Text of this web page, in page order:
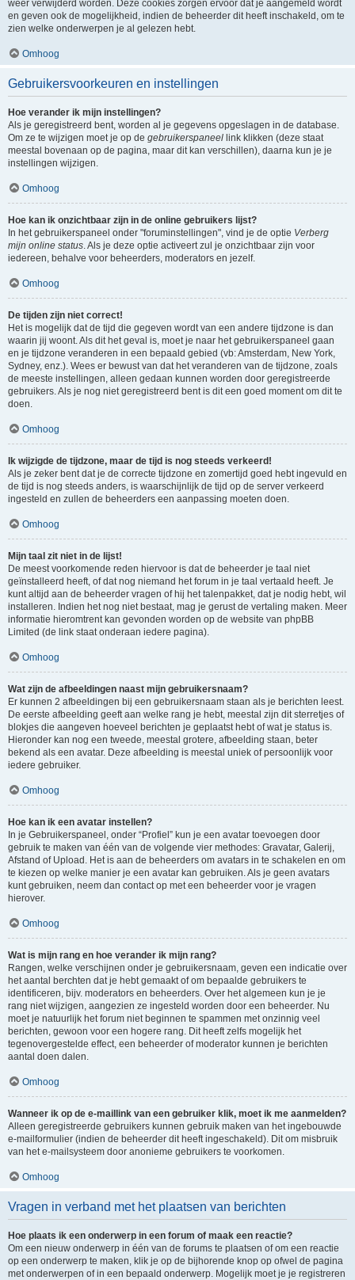
weer verwijderd worden. Deze cookies zorgen ervoor dat je aangemeld wordt
en geven ook de mogelijkheid, indien de beheerder dit heeft inschakeld, om te
zien welke onderwerpen je al gelezen hebt.
Omhoog
Gebruikersvoorkeuren en instellingen
Hoe verander ik mijn instellingen?
Als je geregistreerd bent, worden al je gegevens opgeslagen in de database.
Om ze te wijzigen moet je op de gebruikerspaneel link klikken (deze staat
meestal bovenaan op de pagina, maar dit kan verschillen), daarna kun je je
instellingen wijzigen.
Omhoog
Hoe kan ik onzichtbaar zijn in de online gebruikers lijst?
In het gebruikerspaneel onder "foruminstellingen", vind je de optie Verberg
mijn online status. Als je deze optie activeert zul je onzichtbaar zijn voor
iedereen, behalve voor beheerders, moderators en jezelf.
Omhoog
De tijden zijn niet correct!
Het is mogelijk dat de tijd die gegeven wordt van een andere tijdzone is dan
waarin jij woont. Als dit het geval is, moet je naar het gebruikerspaneel gaan
en je tijdzone veranderen in een bepaald gebied (vb: Amsterdam, New York,
Sydney, enz.). Wees er bewust van dat het veranderen van de tijdzone, zoals
de meeste instellingen, alleen gedaan kunnen worden door geregistreerde
gebruikers. Als je nog niet geregistreerd bent is dit een goed moment om dit te
doen.
Omhoog
Ik wijzigde de tijdzone, maar de tijd is nog steeds verkeerd!
Als je zeker bent dat je de correcte tijdzone en zomertijd goed hebt ingevuld en
de tijd is nog steeds anders, is waarschijnlijk de tijd op de server verkeerd
ingesteld en zullen de beheerders een aanpassing moeten doen.
Omhoog
Mijn taal zit niet in de lijst!
De meest voorkomende reden hiervoor is dat de beheerder je taal niet
geïnstalleerd heeft, of dat nog niemand het forum in je taal vertaald heeft. Je
kunt altijd aan de beheerder vragen of hij het talenpakket, dat je nodig hebt, wil
installeren. Indien het nog niet bestaat, mag je gerust de vertaling maken. Meer
informatie hieromtrent kan gevonden worden op de website van phpBB
Limited (de link staat onderaan iedere pagina).
Omhoog
Wat zijn de afbeeldingen naast mijn gebruikersnaam?
Er kunnen 2 afbeeldingen bij een gebruikersnaam staan als je berichten leest.
De eerste afbeelding geeft aan welke rang je hebt, meestal zijn dit sterretjes of
blokjes die aangeven hoeveel berichten je geplaatst hebt of wat je status is.
Hieronder kan nog een tweede, meestal grotere, afbeelding staan, beter
bekend als een avatar. Deze afbeelding is meestal uniek of persoonlijk voor
iedere gebruiker.
Omhoog
Hoe kan ik een avatar instellen?
In je Gebruikerspaneel, onder “Profiel” kun je een avatar toevoegen door
gebruik te maken van één van de volgende vier methodes: Gravatar, Galerij,
Afstand of Upload. Het is aan de beheerders om avatars in te schakelen en om
te kiezen op welke manier je een avatar kan gebruiken. Als je geen avatars
kunt gebruiken, neem dan contact op met een beheerder voor je vragen
hierover.
Omhoog
Wat is mijn rang en hoe verander ik mijn rang?
Rangen, welke verschijnen onder je gebruikersnaam, geven een indicatie over
het aantal berchten dat je hebt gemaakt of om bepaalde gebruikers te
identificeren, bijv. moderators en beheerders. Over het algemeen kun je je
rang niet wijzigen, aangezien ze ingesteld worden door een beheerder. Nu
moet je natuurlijk het forum niet beginnen te spammen met onzinnig veel
berichten, gewoon voor een hogere rang. Dit heeft zelfs mogelijk het
tegenovergestelde effect, een beheerder of moderator kunnen je berichten
aantal doen dalen.
Omhoog
Wanneer ik op de e-maillink van een gebruiker klik, moet ik me aanmelden?
Alleen geregistreerde gebruikers kunnen gebruik maken van het ingebouwde
e-mailformulier (indien de beheerder dit heeft ingeschakeld). Dit om misbruik
van het e-mailsysteem door anonieme gebruikers te voorkomen.
Omhoog
Vragen in verband met het plaatsen van berichten
Hoe plaats ik een onderwerp in een forum of maak een reactie?
Om een nieuw onderwerp in één van de forums te plaatsen of om een reactie
op een onderwerp te maken, klik je op de bijhorende knop op ofwel de pagina
met onderwerpen of in een bepaald onderwerp. Mogelijk moet je je registreren